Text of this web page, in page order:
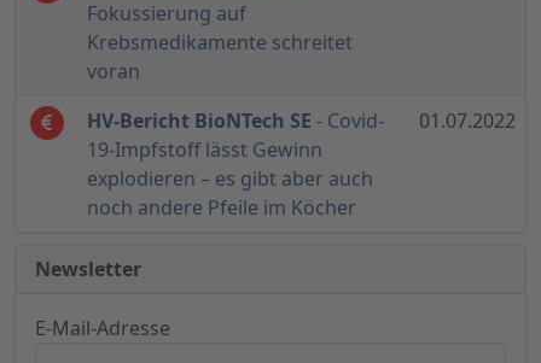
Fokussierung auf
Krebsmedikamente schreitet
voran
HV-Bericht BioNTech SE - Covid-
19-Impfstoff lässt Gewinn
explodieren – es gibt aber auch
noch andere Pfeile im Köcher
01.07.2022
Newsletter
E-Mail-Adresse